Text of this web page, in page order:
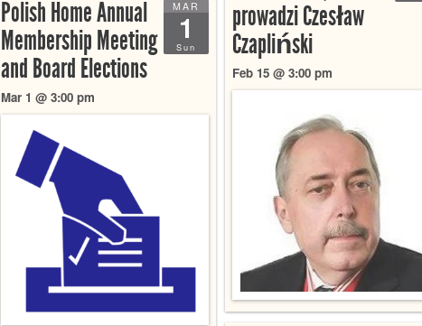
prowadzi Czesław
Czapliński
Feb 15 @ 3:00 pm
MAR
1
Sun
Polish Home Annual
Membership Meeting
and Board Elections
Mar 1 @ 3:00 pm